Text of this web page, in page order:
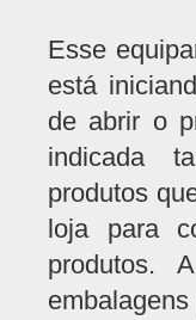
Esse
está
de abrir o
indicada
produtos
loja para
produtos.